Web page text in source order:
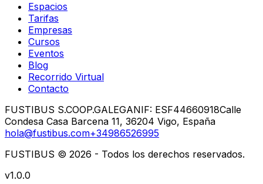
Espacios
Tarifas
Empresas
Cursos
Eventos
Blog
Recorrido Virtual
Contacto
FUSTIBUS S.COOP.GALEGANIF: ESF44660918Calle
Condesa Casa Barcena 11, 36204 Vigo, España
hola@fustibus.com+34986526995
FUSTIBUS © 2026 - Todos los derechos reservados.
v1.0.0